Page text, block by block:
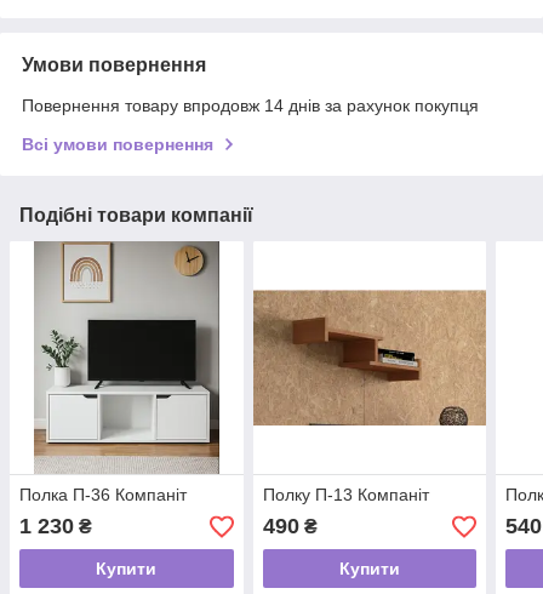
Умови повернення
Повернення товару впродовж 14 днів за рахунок покупця
Всі умови повернення
Подібні товари компанії
Полка П-36 Компаніт
1 230 ₴
Купити
Полку П-13 Компаніт
490₴
Купити
540